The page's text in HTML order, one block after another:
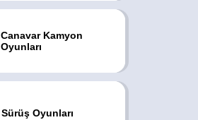
Canavar Kamyon
Oyunları
Sürüş Oyunları